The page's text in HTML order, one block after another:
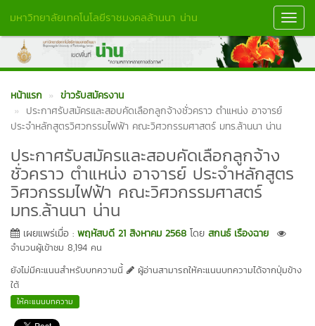
มหาวิทยาลัยเทคโนโลยีราชมงคลล้านนา น่าน
หน้าแรก
ข่าวรับสมัครงาน
ประกาศรับสมัครและสอบคัดเลือกลูกจ้างชั่วคราว ตำแหน่ง อาจารย์
ประจำหลักสูตรวิศวกรรมไฟฟ้า คณะวิศวกรรมศาสตร์ มทร.ล้านนา น่าน
ประกาศรับสมัครและสอบคัดเลือกลูกจ้าง
ชั่วคราว ตำแหน่ง อาจารย์ ประจำหลักสูตร
วิศวกรรมไฟฟ้า คณะวิศวกรรมศาสตร์
มทร.ล้านนา น่าน
เผยแพร่เมื่อ : พฤหัสบดี 21 สิงหาคม 2568 โดย สกนธ์ เรืองฉาย
จำนวนผู้เข้าชม 8,194 คน
ยังไม่มีคะแนนสำหรับบทความนี้
ผู้อ่านสามารถให้คะแนนบทความได้จากปุ่มข้าง
ใต้
ให้คะแนนบทความ